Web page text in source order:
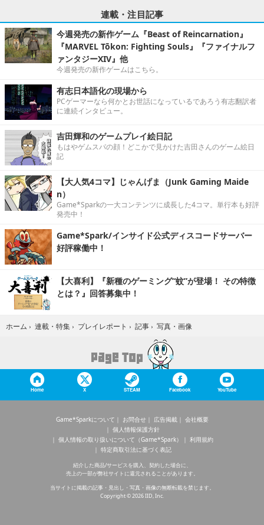
連載・注目記事
今週発売の新作ゲーム『Beast of Reincarnation』
『MARVEL Tōkon: Fighting Souls』『ファイナルフ
ァンタジーXIV』他
今週発売の新作ゲームはこちら。
有志日本語化の現場から
PCゲーマーなら何かとお世話になっているであろう有志翻訳者
に連続インタビュー。
吉田輝和のゲームプレイ絵日記
もはやゲムスパの顔！どこかで見かけた吉田さんのゲーム絵日
記
【大人気4コマ】じゃんげま（Junk Gaming Maide
n）
Game*Sparkの一大コンテンツに成長した4コマ。単行本も好評
発売中！
Game*Spark/インサイド公式ディスコードサーバー
好評稼働中！
【大喜利】『新種のゲーミング“蚊”が登場！ その特徴
とは？』回答募集中！
ホーム › 連載・特集 › プレイレポート › 記事 › 写真・画像
Home X STEAM Facebook YouTube
Game*Sparkについて お問合せ 広告掲載
会社概要
個人情報保護方針
個人情報の取り扱いについて（Game*Spark）
利用規約
特定商取引法に基づく表記
紹介した商品/サービスを購入、契約した場合に、
売上の一部が弊社サイトに還元されることがあります。
当サイトに掲載の記事・見出し・写真・画像の無断転載を禁じます。
Copyright © 2026 IID, Inc.